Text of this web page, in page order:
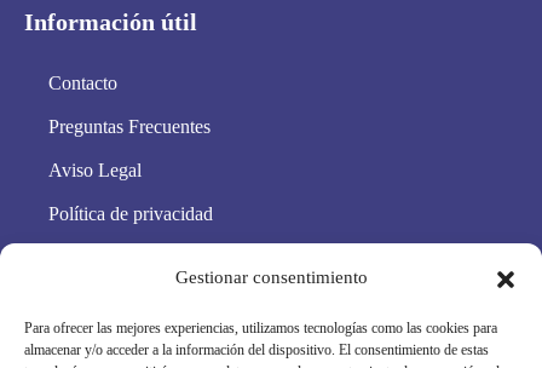
Gestionar consentimiento
Para ofrecer las mejores experiencias, utilizamos tecnologías como las cookies para
almacenar y/o acceder a la información del dispositivo. El consentimiento de estas
Información útil
Contacto
Preguntas Frecuentes
Aviso Legal
Política de privacidad
Mapa Web